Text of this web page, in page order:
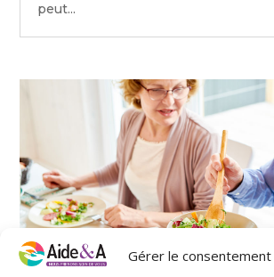
Gérer le consentement
peut...